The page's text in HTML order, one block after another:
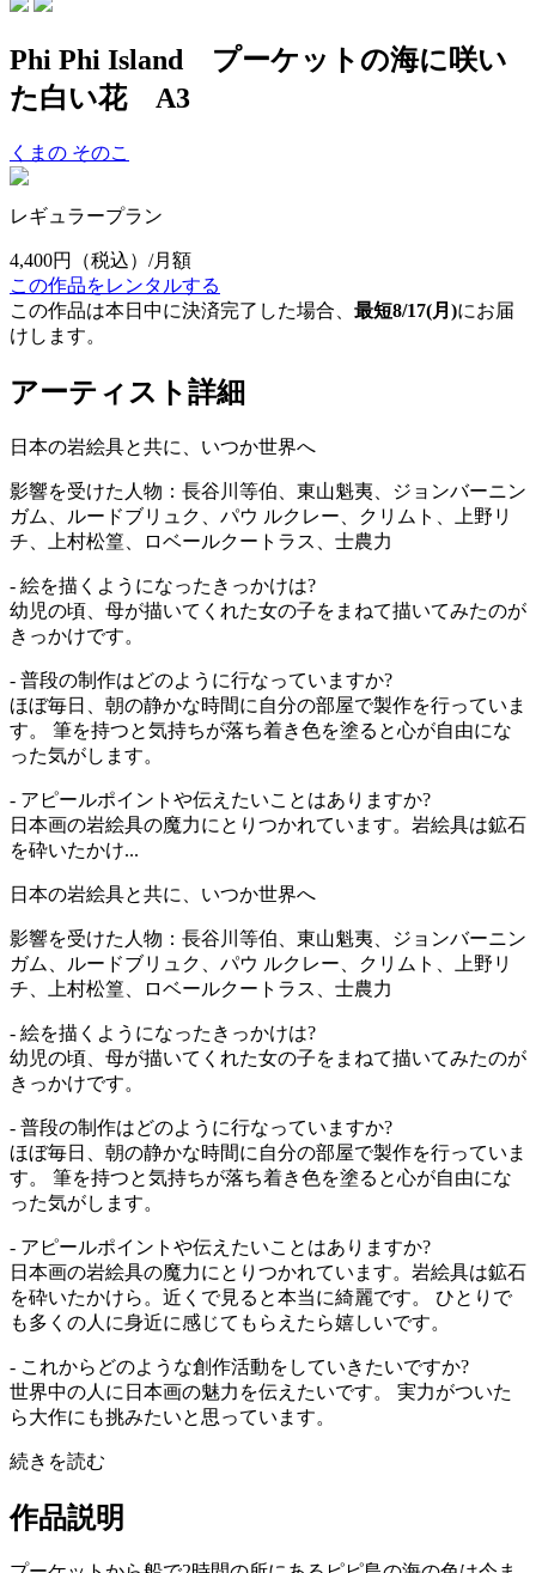
Phi Phi Island プーケットの海に咲い
た白い花 A3
くまの そのこ
レギュラープラン
4,400円
（税込）/月額
この作品をレンタルする
この作品は本日中に決済完了した場合、 最短8/17(月)にお届
けします。
アーティスト詳細
日本の岩絵具と共に、いつか世界へ
影響を受けた人物：長谷川等伯、東山魁夷、ジョンバーニン
ガム、ルードブリュク、パウ ルクレー、クリムト、上野リ
チ、上村松篁、ロベールクートラス、士農力
- 絵を描くようになったきっかけは?
幼児の頃、母が描いてくれた女の子をまねて描いてみたのが
きっかけです。
- 普段の制作はどのように行なっていますか?
ほぼ毎日、朝の静かな時間に自分の部屋で製作を行っていま
す。 筆を持つと気持ちが落ち着き色を塗ると心が自由にな
った気がします。
- アピールポイントや伝えたいことはありますか?
日本画の岩絵具の魔力にとりつかれています。岩絵具は鉱石
を砕いたかけ...
日本の岩絵具と共に、いつか世界へ
影響を受けた人物：長谷川等伯、東山魁夷、ジョンバーニン
ガム、ルードブリュク、パウ ルクレー、クリムト、上野リ
チ、上村松篁、ロベールクートラス、士農力
- 絵を描くようになったきっかけは?
幼児の頃、母が描いてくれた女の子をまねて描いてみたのが
きっかけです。
- 普段の制作はどのように行なっていますか?
ほぼ毎日、朝の静かな時間に自分の部屋で製作を行っていま
す。 筆を持つと気持ちが落ち着き色を塗ると心が自由にな
った気がします。
- アピールポイントや伝えたいことはありますか?
日本画の岩絵具の魔力にとりつかれています。岩絵具は鉱石
を砕いたかけら。近くで見ると本当に綺麗です。 ひとりで
も多くの人に身近に感じてもらえたら嬉しいです。
- これからどのような創作活動をしていきたいですか?
世界中の人に日本画の魅力を伝えたいです。 実力がついた
ら大作にも挑みたいと思っています。
続きを読む
作品説明